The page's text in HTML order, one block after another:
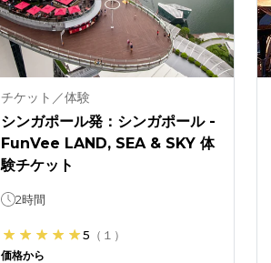
チケット／体験
シンガポール発：シンガポール -
FunVee LAND, SEA & SKY 体
験チケット
2時間
5 （ １ ）
価格から